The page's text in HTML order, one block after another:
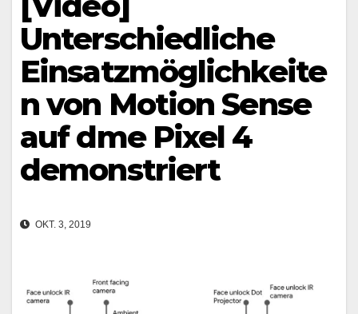
Unterschiedliche
Einsatzmöglichkeite
n von Motion Sense
auf dme Pixel 4
demonstriert
OKT. 3, 2019